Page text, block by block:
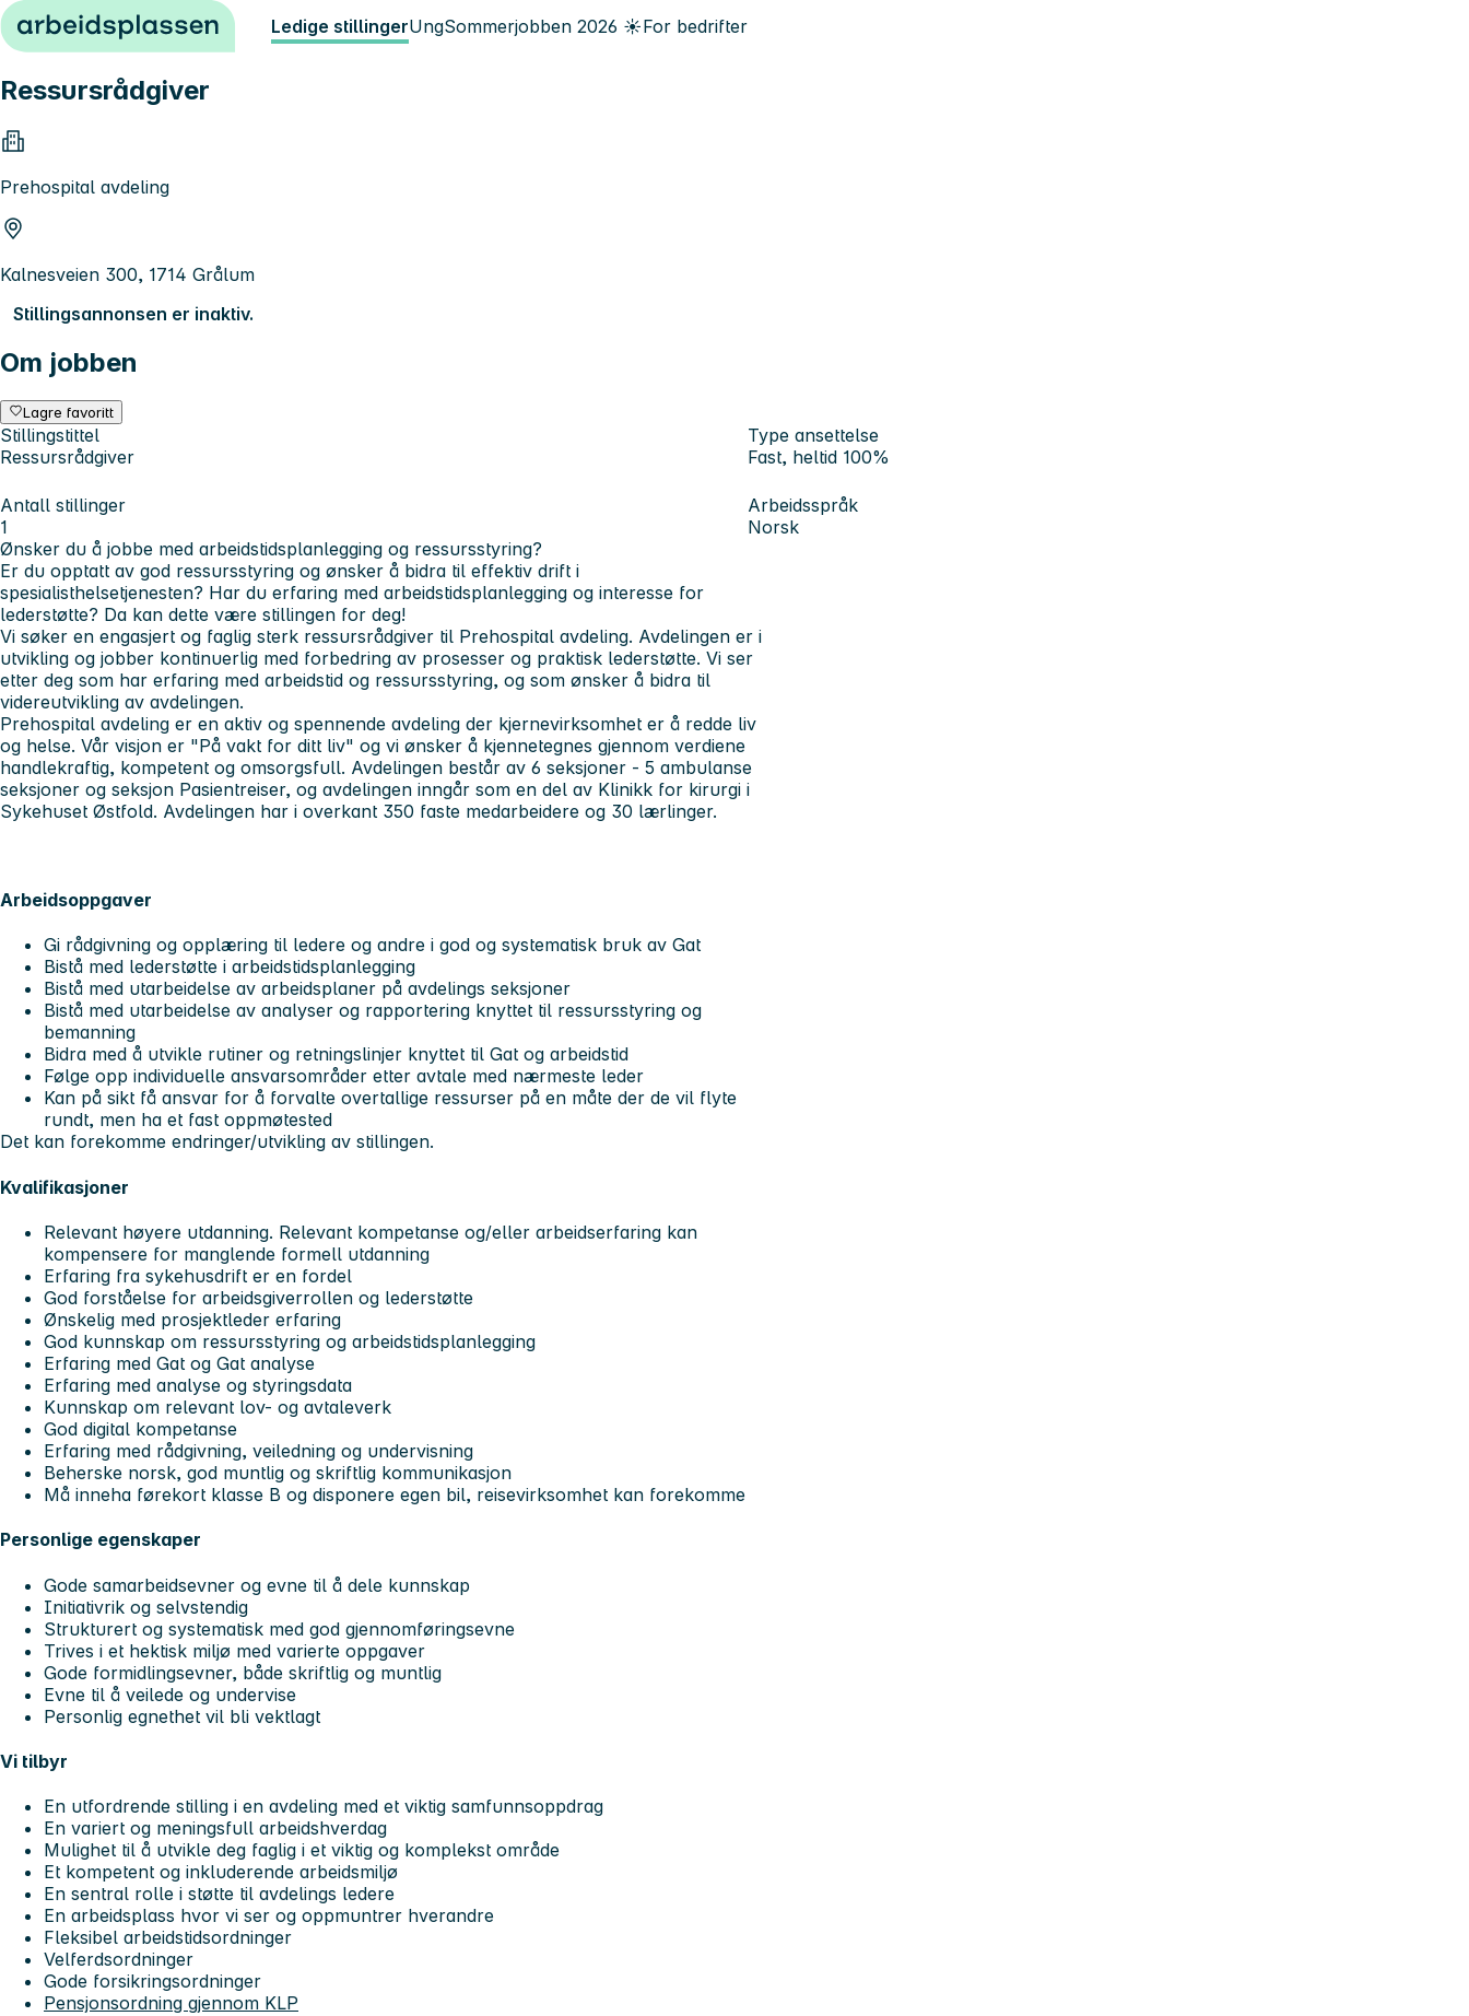
Hopp til innhold Ledige stillingerUngSommerjobben 2026 ☀️For bedrifter
Ressursrådgiver
Prehospital avdeling
Kalnesveien 300, 1714 Grålum
Stillingsannonsen er inaktiv.
Om jobben
Lagre favoritt
Stillingstittel
Ressursrådgiver
Type ansettelse
Fast, heltid 100%
Antall stillinger
1
Arbeidsspråk
Norsk
Ønsker du å jobbe med arbeidstidsplanlegging og ressursstyring?
Er du opptatt av god ressursstyring og ønsker å bidra til effektiv drift i
spesialisthelsetjenesten? Har du erfaring med arbeidstidsplanlegging og interesse for
lederstøtte? Da kan dette være stillingen for deg!
Vi søker en engasjert og faglig sterk ressursrådgiver til Prehospital avdeling. Avdelingen er i
utvikling og jobber kontinuerlig med forbedring av prosesser og praktisk lederstøtte. Vi ser
etter deg som har erfaring med arbeidstid og ressursstyring, og som ønsker å bidra til
videreutvikling av avdelingen.
Prehospital avdeling er en aktiv og spennende avdeling der kjernevirksomhet er å redde liv
og helse. Vår visjon er "På vakt for ditt liv" og vi ønsker å kjennetegnes gjennom verdiene
handlekraftig, kompetent og omsorgsfull. Avdelingen består av 6 seksjoner - 5 ambulanse
seksjoner og seksjon Pasientreiser, og avdelingen inngår som en del av Klinikk for kirurgi i
Sykehuset Østfold. Avdelingen har i overkant 350 faste medarbeidere og 30 lærlinger.
Arbeidsoppgaver
Gi rådgivning og opplæring til ledere og andre i god og systematisk bruk av Gat
Bistå med lederstøtte i arbeidstidsplanlegging
Bistå med utarbeidelse av arbeidsplaner på avdelings seksjoner
Bistå med utarbeidelse av analyser og rapportering knyttet til ressursstyring og
bemanning
Bidra med å utvikle rutiner og retningslinjer knyttet til Gat og arbeidstid
Følge opp individuelle ansvarsområder etter avtale med nærmeste leder
Kan på sikt få ansvar for å forvalte overtallige ressurser på en måte der de vil flyte
rundt, men ha et fast oppmøtested
Det kan forekomme endringer/utvikling av stillingen.
Kvalifikasjoner
Relevant høyere utdanning. Relevant kompetanse og/eller arbeidserfaring kan
kompensere for manglende formell utdanning
Erfaring fra sykehusdrift er en fordel
God forståelse for arbeidsgiverrollen og lederstøtte
Ønskelig med prosjektleder erfaring
God kunnskap om ressursstyring og arbeidstidsplanlegging
Erfaring med Gat og Gat analyse
Erfaring med analyse og styringsdata
Kunnskap om relevant lov- og avtaleverk
God digital kompetanse
Erfaring med rådgivning, veiledning og undervisning
Beherske norsk, god muntlig og skriftlig kommunikasjon
Må inneha førekort klasse B og disponere egen bil, reisevirksomhet kan forekomme
Personlige egenskaper
Gode samarbeidsevner og evne til å dele kunnskap
Initiativrik og selvstendig
Strukturert og systematisk med god gjennomføringsevne
Trives i et hektisk miljø med varierte oppgaver
Gode formidlingsevner, både skriftlig og muntlig
Evne til å veilede og undervise
Personlig egnethet vil bli vektlagt
Vi tilbyr
En utfordrende stilling i en avdeling med et viktig samfunnsoppdrag
En variert og meningsfull arbeidshverdag
Mulighet til å utvikle deg faglig i et viktig og komplekst område
Et kompetent og inkluderende arbeidsmiljø
En sentral rolle i støtte til avdelings ledere
En arbeidsplass hvor vi ser og oppmuntrer hverandre
Fleksibel arbeidstidsordninger
Velferdsordninger
Gode forsikringsordninger
Pensjonsordning gjennom KLP